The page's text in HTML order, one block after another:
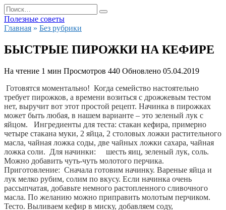
Перейти
к
содержанию
Search
for:
Полезные советы
Главная » Без рубрики
БЫСТРЫЕ ПИРОЖКИ НА КЕФИРЕ
На чтение 1 мин Просмотров 440 Обновлено 05.04.2019
требует пирожков, а времени возиться с дрожжевым тестом
нет, выручит вот этот простой рецепт. Начинка в пирожках
может быть любая, в нашем варианте – это зеленый лук с
яйцом.
  Ингредиенты для теста: стакан кефира, примерно
четыре стакана муки, 2 яйца, 2 столовых ложки растительного
масла, чайная ложка соды, две чайных ложки сахара, чайная
ложка соли.  Для начинки:     шесть яиц, зеленый лук, соль.
Можно добавить чуть-чуть молотого перчика.
Приготовление:  Сначала готовим начинку. Вареные яйца и
лук мелко рубим, солим по вкусу. Если начинка очень
рассыпчатая, добавьте немного растопленного сливочного
масла. По желанию можно приправить молотым перчиком.
Тесто. Выливаем кефир в миску, добавляем соду,